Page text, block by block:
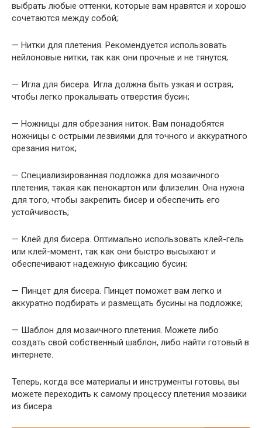
выбрать любые оттенки, которые вам нравятся и хорошо
сочетаются между собой;
— Нитки для плетения. Рекомендуется использовать
нейлоновые нитки, так как они прочные и не тянутся;
— Игла для бисера. Игла должна быть узкая и острая,
чтобы легко прокалывать отверстия бусин;
— Ножницы для обрезания ниток. Вам понадобятся
ножницы с острыми лезвиями для точного и аккуратного
срезания ниток;
— Специализированная подложка для мозаичного
плетения, такая как пенокартон или флизелин. Она нужна
для того, чтобы закрепить бисер и обеспечить его
устойчивость;
— Клей для бисера. Оптимально использовать клей-гель
или клей-момент, так как они быстро высыхают и
обеспечивают надежную фиксацию бусин;
— Пинцет для бисера. Пинцет поможет вам легко и
аккуратно подбирать и размещать бусины на подложке;
— Шаблон для мозаичного плетения. Можете либо
создать свой собственный шаблон, либо найти готовый в
интернете.
Теперь, когда все материалы и инструменты готовы, вы
можете переходить к самому процессу плетения мозаики
из бисера.